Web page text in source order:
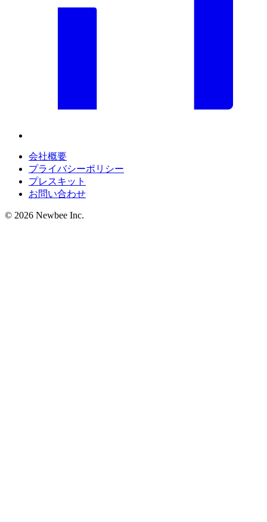
会社概要
プライバシーポリシー
プレスキット
お問い合わせ
© 2026 Newbee Inc.